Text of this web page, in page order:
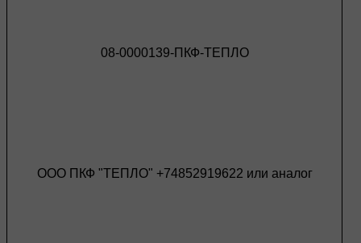
08-0000139-ПКФ-ТЕПЛО
ООО ПКФ "ТЕПЛО" +74852919622 или аналог